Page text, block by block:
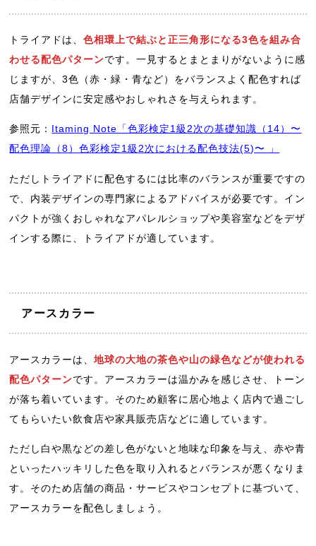
トライアドは、色相環上で結ぶと正三角形になる3色を組み合
わせる配色パターンです。一見するとまとまりがないように感
じますが、3色（赤・緑・青など）をバランスよく配色すれば
店舗デザインに安定感やおしゃれさを与えられます。
参照元： Itaming Note「色彩検定1級2次の基礎知識（14）〜
配色理論（8）色彩検定1級2次における配色技法(5)〜 」
ただしトライアドに配色するには比率のバランスが重要ですの
で、内装デザインの専門家によるアドバイスが必要です。イン
パクトが強くおしゃれなアパレルショップや美容室などをデザ
インする際に、トライアドが適しています。
アースカラー
アースカラーは、地球の大地の茶色や山の緑色などが使われる
配色パターンです。アースカラーは温かみを感じさせ、トーン
が落ち着いています。そのため顧客に居心地よく店内で過ごし
てもらいたい飲食店や家具販売店などに適しています。
ただし白や黒などの差し色がないと地味な印象を与え、赤や青
といったハッキリした色を取り入れるとバランスが悪くなりま
す。そのため店舗の商品・サービスやコンセプトに基づいて、
アースカラーを配色しましょう。